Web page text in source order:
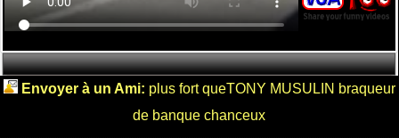
pub barclay
: 4
: 3957
Envoyer à un Ami: plus fort queTONY MUSULIN braqueur
de banque chanceux